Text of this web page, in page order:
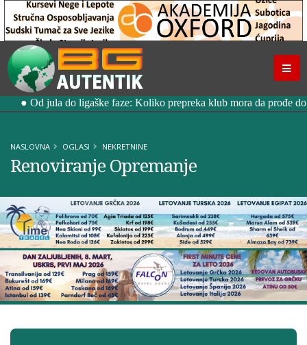
NASLOVNA OGLASI NEKRETNINE
Renoviranje Opremanje